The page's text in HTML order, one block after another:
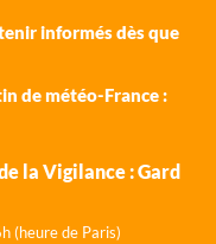
informés dès que
de météo-France :
la Vigilance : Gard
(heure de Paris)